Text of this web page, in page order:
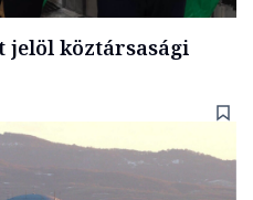
jelöl köztársasági